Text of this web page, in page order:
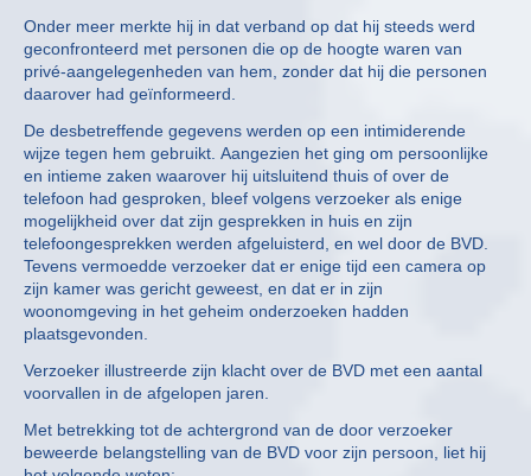
Onder meer merkte hij in dat verband op dat hij steeds werd
geconfronteerd met personen die op de hoogte waren van
privé-aangelegenheden van hem, zonder dat hij die personen
daarover had geïnformeerd.
De desbetreffende gegevens werden op een intimiderende
wijze tegen hem gebruikt. Aangezien het ging om persoonlijke
en intieme zaken waarover hij uitsluitend thuis of over de
telefoon had gesproken, bleef volgens verzoeker als enige
mogelijkheid over dat zijn gesprekken in huis en zijn
telefoongesprekken werden afgeluisterd, en wel door de BVD.
Tevens vermoedde verzoeker dat er enige tijd een camera op
zijn kamer was gericht geweest, en dat er in zijn
woonomgeving in het geheim onderzoeken hadden
plaatsgevonden.
Verzoeker illustreerde zijn klacht over de BVD met een aantal
voorvallen in de afgelopen jaren.
Met betrekking tot de achtergrond van de door verzoeker
beweerde belangstelling van de BVD voor zijn persoon, liet hij